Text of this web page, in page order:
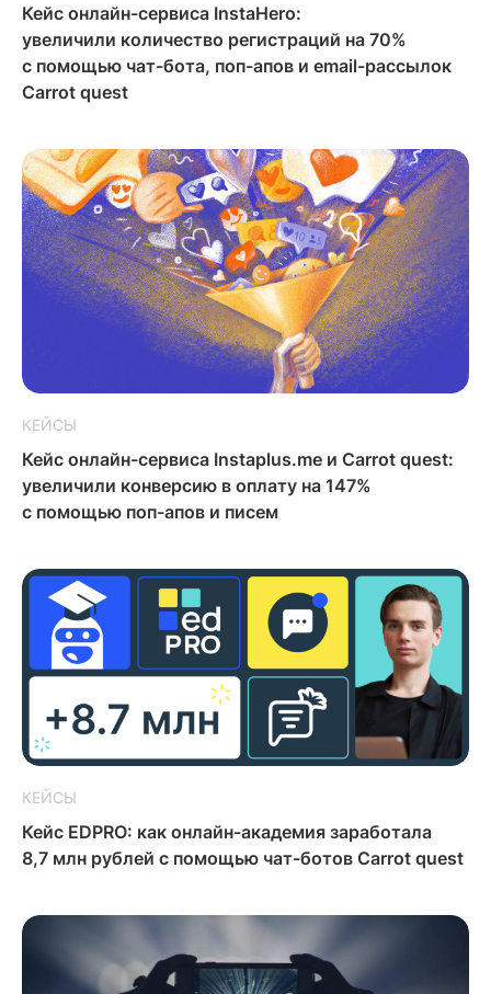
Кейс онлайн-сервиса InstaHero:
увеличили количество регистраций на 70%
с помощью чат-бота, поп-апов и email-рассылок
Carrot quest
КЕЙСЫ
Кейс онлайн-сервиса Instaplus.me и Carrot quest:
увеличили конверсию в оплату на 147%
с помощью поп-апов и писем
КЕЙСЫ
Кейс EDPRO: как онлайн-академия заработала
8,7 млн рублей с помощью чат-ботов Carrot quest